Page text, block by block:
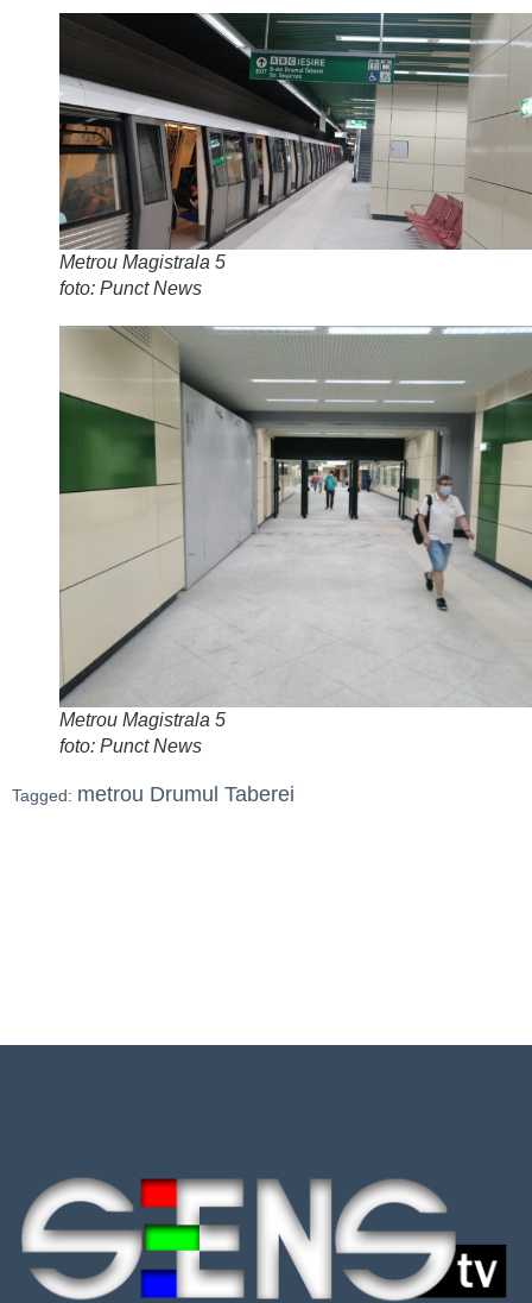
Metrou Magistrala 5
foto: Punct News
Metrou Magistrala 5
foto: Punct News
Tagged: metrou Drumul Taberei